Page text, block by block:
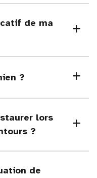
de ma
?
lors
?
de